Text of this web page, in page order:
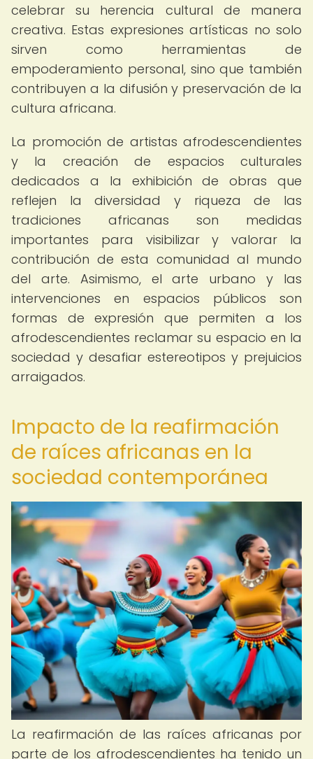
celebrar su herencia cultural de manera
creativa. Estas expresiones artísticas no solo
sirven como herramientas de
empoderamiento personal, sino que también
contribuyen a la difusión y preservación de la
cultura africana.
La promoción de artistas afrodescendientes
y la creación de espacios culturales
dedicados a la exhibición de obras que
reflejen la diversidad y riqueza de las
tradiciones africanas son medidas
importantes para visibilizar y valorar la
contribución de esta comunidad al mundo
del arte. Asimismo, el arte urbano y las
intervenciones en espacios públicos son
formas de expresión que permiten a los
afrodescendientes reclamar su espacio en la
sociedad y desafiar estereotipos y prejuicios
arraigados.
Impacto de la reafirmación
de raíces africanas en la
sociedad contemporánea
La reafirmación de las raíces africanas por
parte de los afrodescendientes ha tenido un